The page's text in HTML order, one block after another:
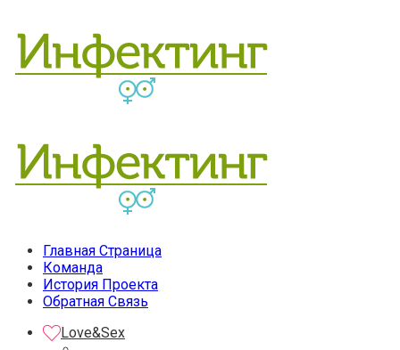
Главная Страница
Команда
История Проекта
Обратная Связь
Love&Sex